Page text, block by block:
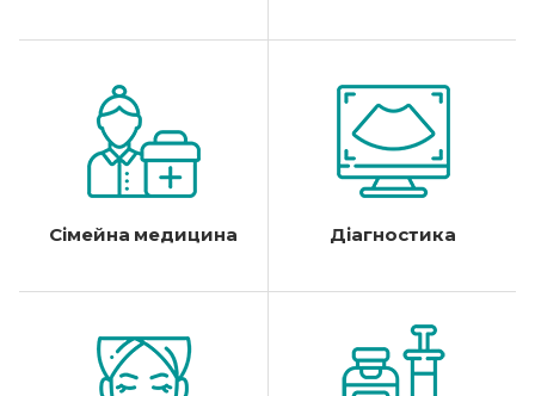
Сімейна медицина Діагностика